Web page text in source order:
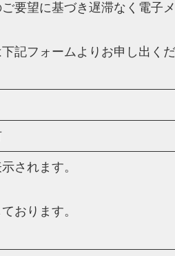
要望に基づき遅滞なく電子
記フォームよりお申し出く
されます。
おります。